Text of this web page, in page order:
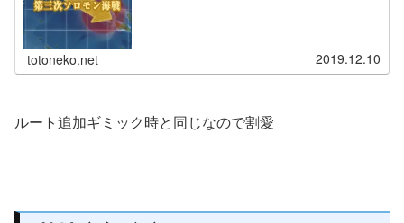
totoneko.net 2019.12.10
ルート追加ギミック時と同じなので割愛